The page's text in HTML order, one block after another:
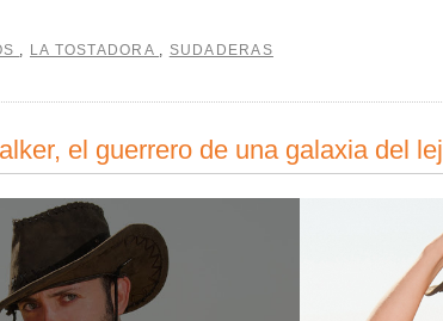
, LA TOSTADORA , SUDADERAS
el guerrero de una galaxia del